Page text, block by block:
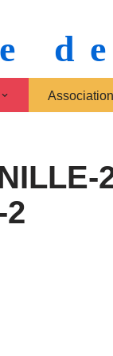
2